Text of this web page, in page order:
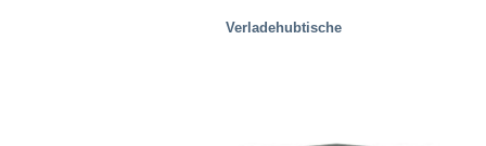
Verladehubtische